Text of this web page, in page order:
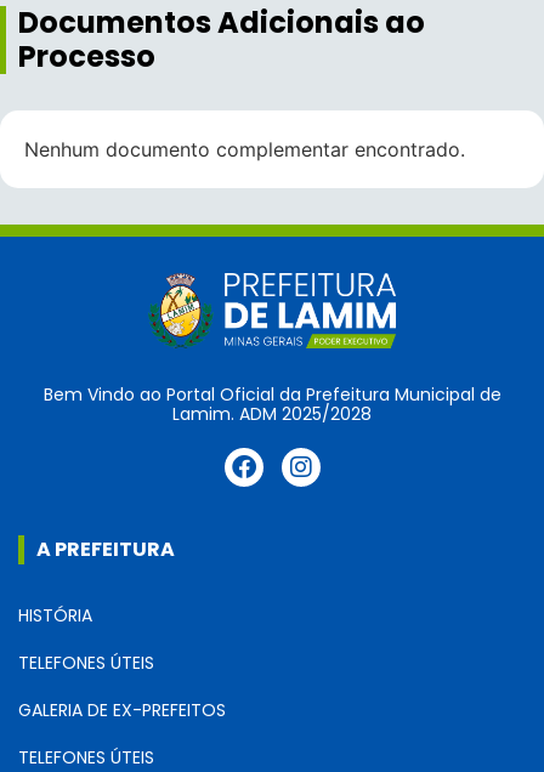
Documentos Adicionais ao
Processo
Nenhum documento complementar encontrado.
Bem Vindo ao Portal Oficial da Prefeitura Municipal de
Lamim. ADM 2025/2028
A PREFEITURA
HISTÓRIA
TELEFONES ÚTEIS
GALERIA DE EX-PREFEITOS
TELEFONES ÚTEIS